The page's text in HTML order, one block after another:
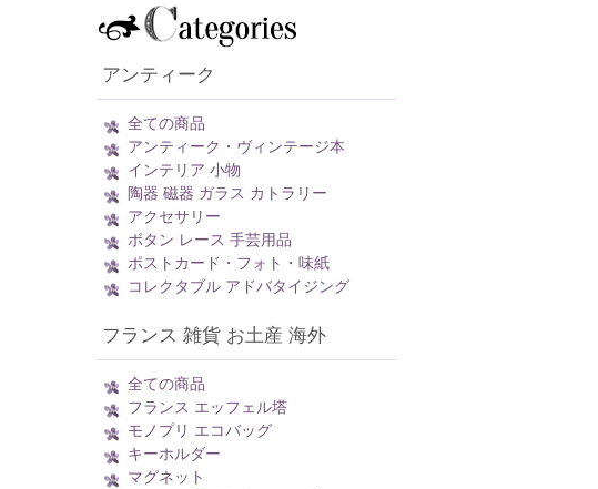
アンティーク
全ての商品
アンティーク・ヴィンテージ本
インテリア 小物
陶器 磁器 ガラス カトラリー
アクセサリー
ボタン レース 手芸用品
ポストカード・フォト・味紙
コレクタブル アドバタイジング
フランス 雑貨 お土産 海外
全ての商品
フランス エッフェル塔
モノプリ エコバッグ
キーホルダー
マグネット